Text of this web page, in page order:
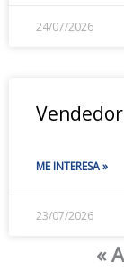
24/07/2026
ME INTERESA »
23/07/2026
«